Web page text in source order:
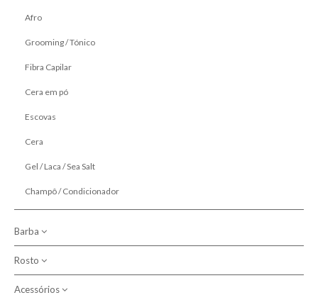
Afro
Grooming / Tónico
Fibra Capilar
Cera em pó
Escovas
Cera
Gel / Laca / Sea Salt
Champô / Condicionador
Barba
Fazer a Barba
Pré-Shave
Cuidar da Barba
Rosto
Black Mask
Acessórios